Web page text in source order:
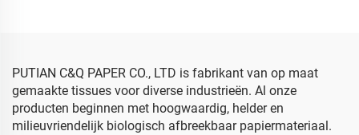
PUTIAN C&Q PAPER CO., LTD is fabrikant van op maat
gemaakte tissues voor diverse industrieën. Al onze
producten beginnen met hoogwaardig, helder en
milieuvriendelijk biologisch afbreekbaar papiermateriaal.